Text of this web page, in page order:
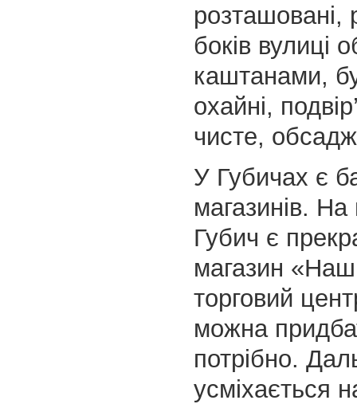
розташовані,
боків вулиці
каштанами,
охайні,
чисте,
У Губичах є
магазинів. На
Губич є
магазин «Наш
торговий
можна
потрібно.
усміхається